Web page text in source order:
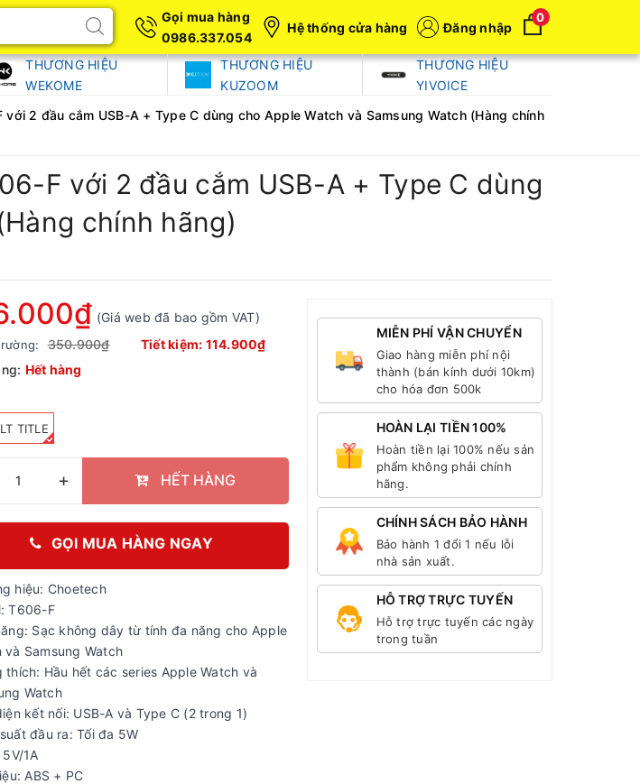
Gọi mua hàng
0986.337.054
Hệ thống cửa hàng Đăng nhập
0
THƯƠNG HIỆU
WEKOME
THƯƠNG HIỆU
KUZOOM
THƯƠNG HIỆU
YIVOICE
2 đầu cắm USB-A + Type C dùng cho Apple Watch và Samsung Watch (Hàng chính
F với 2 đầu cắm USB-A + Type C dùng
chính hãng)
(Giá web đã bao gồm VAT)
350.900₫ Tiết kiệm: 114.900₫
Hết hàng
TITLE
+ HẾT HÀNG
GỌI MUA HÀNG NGAY
hiệu: Choetech
T606-F
Sạc không dây từ tính đa năng cho Apple
và Samsung Watch
thích: Hầu hết các series Apple Watch và
Watch
kết nối: USB-A và Type C (2 trong 1)
đầu ra: Tối đa 5W
1A
ABS + PC
MIỄN PHÍ VẬN CHUYỂN
Giao hàng miễn phí nội
thành (bán kính dưới 10km)
cho hóa đơn 500k
HOÀN LẠI TIỀN 100%
Hoàn tiền lại 100% nếu sản
phẩm không phải chính
hãng.
CHÍNH SÁCH BẢO HÀNH
Bảo hành 1 đổi 1 nếu lỗi
nhà sản xuất.
HỖ TRỢ TRỰC TUYẾN
Hỗ trợ trực tuyến các ngày
trong tuần